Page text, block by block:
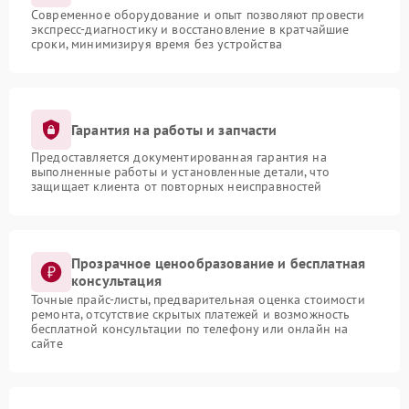
Современное оборудование и опыт позволяют провести
экспресс-диагностику и восстановление в кратчайшие
сроки, минимизируя время без устройства
Гарантия на работы и запчасти
Предоставляется документированная гарантия на
выполненные работы и установленные детали, что
защищает клиента от повторных неисправностей
Прозрачное ценообразование и бесплатная
консультация
Точные прайс-листы, предварительная оценка стоимости
ремонта, отсутствие скрытых платежей и возможность
бесплатной консультации по телефону или онлайн на
сайте